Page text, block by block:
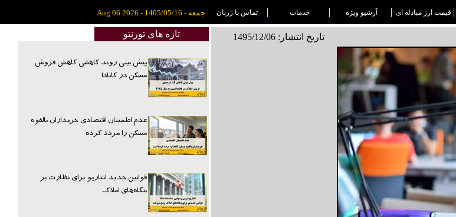
قیمت ارز مبادله ای آرشیو ویژه خدمات تماس با زربان جمعه - 1405/05/16 - Aug 06 2026
تاریخ انتشار: 1495/12/06 تازه های تورنتو
پیش بینی روند کاهشی کاهش فروش
مسکن در کانادا
عدم اطمینان اقتصادی خریداران بالقوه
مسکن را مردد کرده
قوانین جدید انتاریو برای نظارت بر
بنگاه‌های املاک